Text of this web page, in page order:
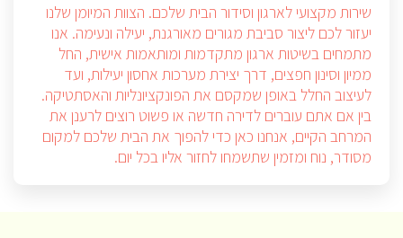
שירות מקצועי לארגון וסידור הבית שלכם. הצוות המיומן שלנו
יעזור לכם ליצור סביבת מגורים מאורגנת, יעילה ונעימה. אנו
מתמחים בשיטות ארגון מתקדמות ומותאמות אישית, החל
ממיון וסינון חפצים, דרך יצירת מערכות אחסון יעילות, ועד
לעיצוב החלל באופן שמקסם את הפונקציונליות והאסתטיקה.
בין אם אתם עוברים לדירה חדשה או פשוט רוצים לרענן את
המרחב הקיים, אנחנו כאן כדי להפוך את הבית שלכם למקום
מסודר, נוח ומזמין שתשמחו לחזור אליו בכל יום.